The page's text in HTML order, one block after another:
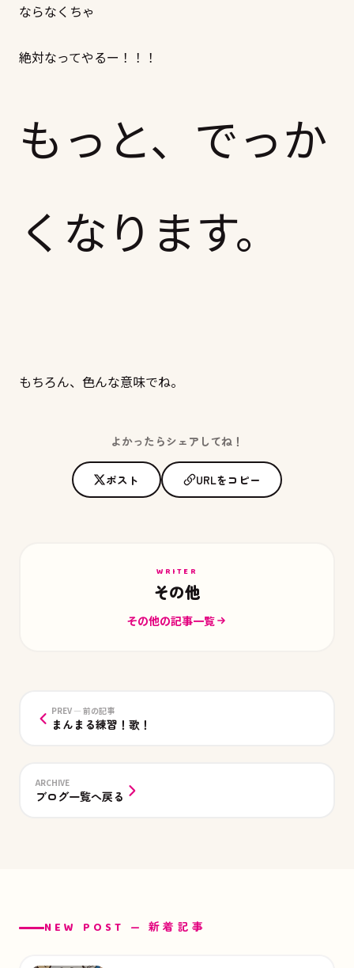
ならなくちゃ
絶対なってやるー！！！
もっと、でっか
くなります。
もちろん、色んな意味でね。
よかったらシェアしてね！
ポスト URLをコピー
WRITER
その他
その他の記事一覧
PREV — 前の記事
まんまる練習！歌！
ARCHIVE
ブログ一覧へ戻る
NEW POST — 新着記事